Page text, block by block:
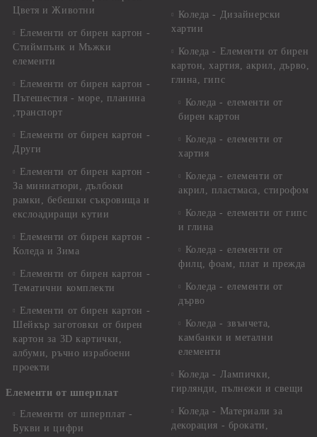
Цветя и Животни
Елементи от бирен картон -
Стиймпънк и Мъжки
елементи
Елементи от бирен картон -
Пътешестия - море, планина
,транспорт
Елементи от бирен картон -
Други
Елементи от бирен картон -
За миниатюри, дълбоки
рамки, бебешки съкровища и
екслоадиращи кутии
Елементи от бирен картон -
Коледа и Зима
Елементи от бирен картон -
Тематични комплекти
Елементи от бирен картон -
Шейкър заготовки от бирен
картон за 3D картички,
албуми, ръчно израбоени
проекти
Елементи от шперплат
Елементи от шперплат -
Букви и цифри
Коледа - Дизайнерски
хартии
Коледа - Eлементи от бирен
картон, хартия, акрил, дърво,
глина, гипс
Коледа - елементи от
бирен картон
Коледа - елементи от
хартия
Коледа - елементи от
акрил, пластмаса, стирофом
Коледа - елементи от гипс
и глина
Коледа - елементи от
филц, фоам, плат и прежда
Коледа - елементи от
дърво
Коледа - звънчета,
камбанки и метални
елементи
Коледа - Лампички,
гирлянди, пълнежи и свещи
Коледа - Материали за
декорация - брокати,